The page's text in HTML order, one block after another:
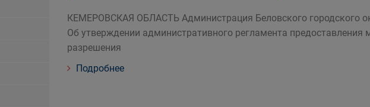
КЕМЕРОВСКАЯ ОБЛАСТЬ Администрация Беловского городского
Об утверждении административного регламента предоставления
разрешения
Подробнее